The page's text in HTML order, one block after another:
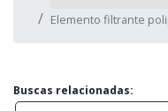
Elemento filtrante
Buscas relacionadas: